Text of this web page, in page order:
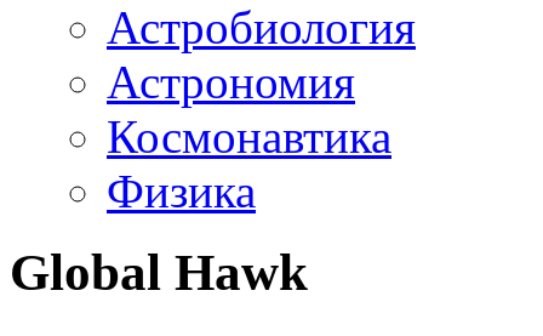
Астробиология
Астрономия
Космонавтика
Физика
Global Hawk